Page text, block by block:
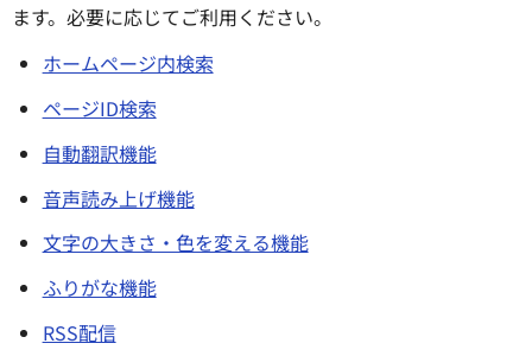
ます。必要に応じてご利用ください。
ホームページ内検索
ページID検索
自動翻訳機能
音声読み上げ機能
文字の大きさ・色を変える機能
ふりがな機能
RSS配信